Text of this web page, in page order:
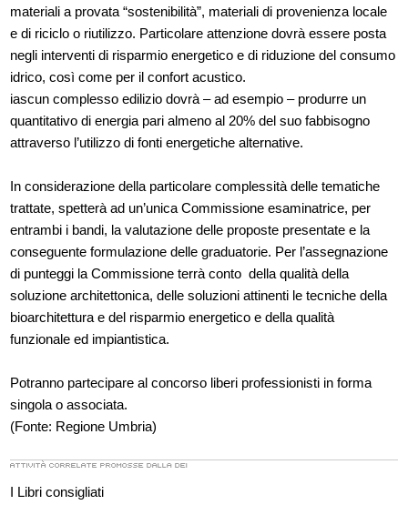
materiali a provata “sostenibilità”, materiali di provenienza locale
e di riciclo o riutilizzo. Particolare attenzione dovrà essere posta
negli interventi di risparmio energetico e di riduzione del consumo
idrico, così come per il confort acustico.
iascun complesso edilizio dovrà – ad esempio – produrre un
quantitativo di energia pari almeno al 20% del suo fabbisogno
attraverso l’utilizzo di fonti energetiche alternative.
In considerazione della particolare complessità delle tematiche
trattate, spetterà ad un’unica Commissione esaminatrice, per
entrambi i bandi, la valutazione delle proposte presentate e la
conseguente formulazione delle graduatorie. Per l’assegnazione
di punteggi la Commissione terrà conto della qualità della
soluzione architettonica, delle soluzioni attinenti le tecniche della
bioarchitettura e del risparmio energetico e della qualità
funzionale ed impiantistica.
Potranno partecipare al concorso liberi professionisti in forma
singola o associata.
(Fonte: Regione Umbria)
I Libri consigliati